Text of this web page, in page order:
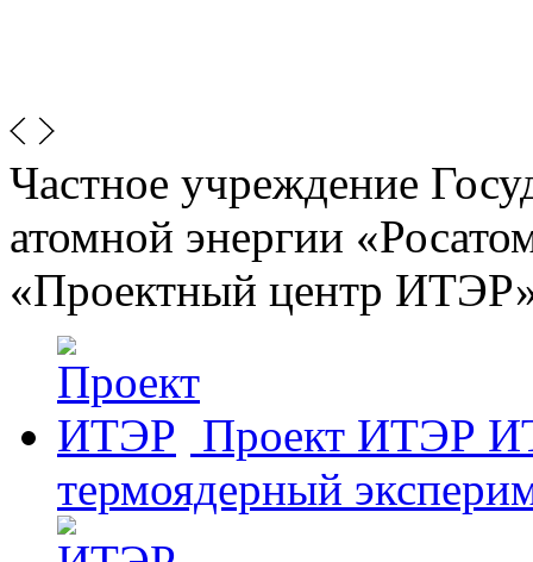
Частное учреждение
атомной энергии
«Проектный центр
Проект ИТЭР
термоядерный